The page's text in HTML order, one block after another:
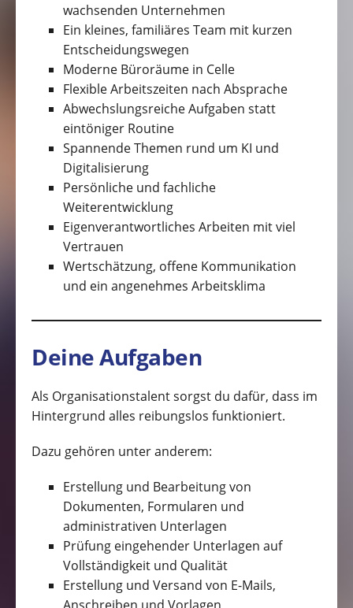
wachsenden Unternehmen
Ein kleines, familiäres Team mit kurzen
Entscheidungswegen
Moderne Büroräume in Celle
Flexible Arbeitszeiten nach Absprache
Abwechslungsreiche Aufgaben statt
eintöniger Routine
Spannende Themen rund um KI und
Digitalisierung
Persönliche und fachliche
Weiterentwicklung
Eigenverantwortliches Arbeiten mit viel
Vertrauen
Wertschätzung, offene Kommunikation
und ein angenehmes Arbeitsklima
Deine Aufgaben
Als Organisationstalent sorgst du dafür, dass im
Hintergrund alles reibungslos funktioniert.
Dazu gehören unter anderem:
Erstellung und Bearbeitung von
Dokumenten, Formularen und
administrativen Unterlagen
Prüfung eingehender Unterlagen auf
Vollständigkeit und Qualität
Erstellung und Versand von E-Mails,
Anschreiben und Vorlagen